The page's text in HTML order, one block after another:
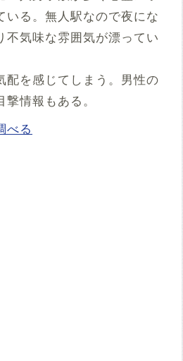
いる。無人駅なので夜にな
不気味な雰囲気が漂ってい
配を感じてしまう。男性の
情報もある。
べる